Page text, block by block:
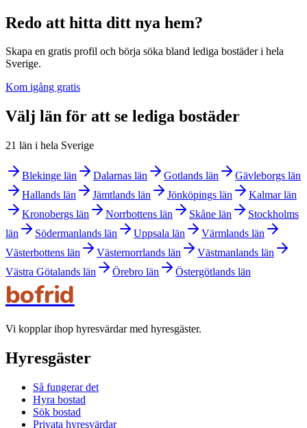
Redo att hitta ditt nya hem?
Skapa en gratis profil och börja söka bland lediga bostäder i hela
Sverige.
Kom igång gratis
Välj län för att se lediga bostäder
21 län i hela Sverige
Blekinge län Dalarnas län Gotlands län
Gävleborgs län
Hallands län
Jämtlands län Jönköpings län
Kalmar län
Kronobergs län
Norrbottens län Skåne län
Stockholms
län
Södermanlands län Uppsala län
Värmlands län
Västerbottens län
Västernorrlands län
Västmanlands län
Västra Götalands län
Örebro län Östergötlands län
bofrid
Vi kopplar ihop hyresvärdar med hyresgäster.
Hyresgäster
Så fungerar det
Hyra bostad
Sök bostad
Privata hyresvärdar